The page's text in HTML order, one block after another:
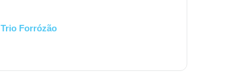
Trio Forrózão